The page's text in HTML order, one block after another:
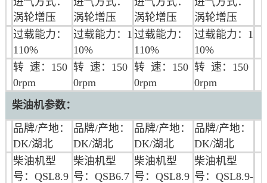
涡轮增压
涡轮增压
涡轮增压
涡轮增压
过载能力：
110%
过载能力：1
10%
过载能力：
110%
过载能力：1
10%
转 速：150
0rpm
转 速：150
0rpm
转 速：150
0rpm
转 速：150
0rpm
柴油机参数：
品牌/产地：
DK/湖北
品牌/产地：
DK/湖北
品牌/产地：
DK/湖北
品牌/产地：
DK/湖北
柴油机型
号：QSL8.9
柴油机型
号：QSB6.7
柴油机型
号：QSL8.9
柴油机型
号：QSL8.9-